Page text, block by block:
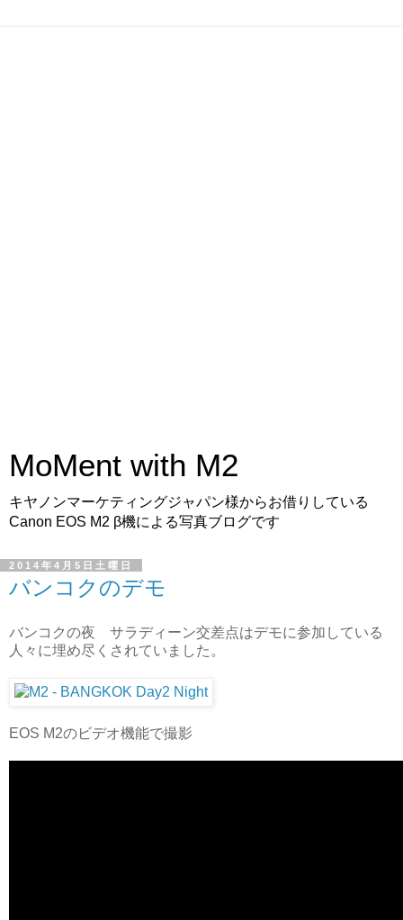
MoMent with M2
キヤノンマーケティングジャパン様からお借りしている
Canon EOS M2 β機による写真ブログです
2014年4月5日土曜日
バンコクのデモ
バンコクの夜 サラディーン交差点はデモに参加している
人々に埋め尽くされていました。
EOS M2のビデオ機能で撮影